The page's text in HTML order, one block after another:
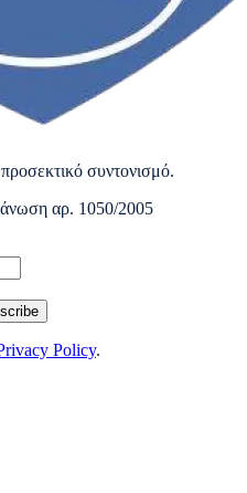
συντονισμό.
αρ. 1050/2005
Policy.